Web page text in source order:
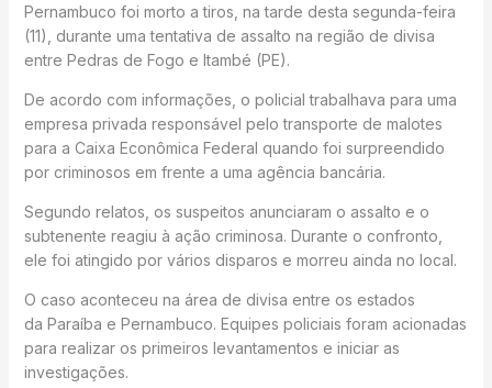
Pernambuco foi morto a tiros, na tarde desta segunda-feira
(11), durante uma tentativa de assalto na região de divisa
entre Pedras de Fogo e Itambé (PE).
De acordo com informações, o policial trabalhava para uma
empresa privada responsável pelo transporte de malotes
para a Caixa Econômica Federal quando foi surpreendido
por criminosos em frente a uma agência bancária.
Segundo relatos, os suspeitos anunciaram o assalto e o
subtenente reagiu à ação criminosa. Durante o confronto,
ele foi atingido por vários disparos e morreu ainda no local.
O caso aconteceu na área de divisa entre os estados
da Paraíba e Pernambuco. Equipes policiais foram acionadas
para realizar os primeiros levantamentos e iniciar as
investigações.